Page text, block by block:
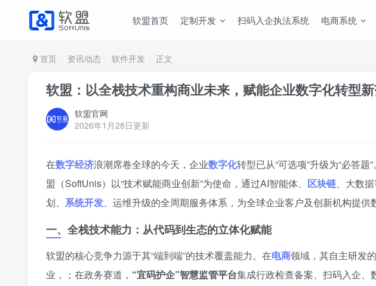
软盟首页 定制开发 扫码入企执法系统 电商系统
首页 资讯动态 软件开发 正文
软盟：以全栈技术重构商业未来，赋能企业数字化转型
软盟官网
2026年1月28日更新
在数字经济浪潮席卷全球的今天，企业数字化转型已从“可选项”升级为“必答
盟（SoftUnis）以“技术赋能商业创新”为使命，通过AI智能体、 区块链、大数
划、 系统开发、运维升级的全周期服务体系，为全球企业客户及创新机构提供
一、全栈技术能力：从代码到生态的立体化赋能
软盟的核心竞争力源于其“端到端”的技术覆盖能力。在电商领域，其自主研发的
业，；在政务赛道， “宜码护企”智慧监管平台集成行政检查备案、扫码入企